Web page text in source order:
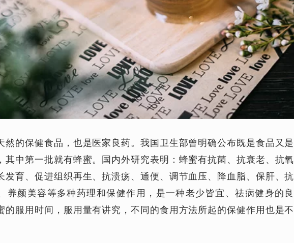
然的保健食品，也是医家良药。我国卫生部曾明确公布既是食品又是
其中第一批就有蜂蜜。国内外研究表明：蜂蜜有抗菌、抗衰老、抗氧
发育、促进组织再生、抗溃疡、通便、调节血压、降血脂、保肝、抗
养颜美容等多种药理和保健作用，是一种老少皆宜、祛病健身的良
的服用时间，服用量有讲究，不同的食用方法所起的保健作用也是不